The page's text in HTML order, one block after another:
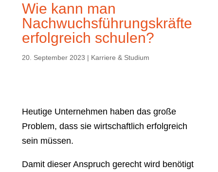
Wie kann man
Nachwuchsführungskräfte
erfolgreich schulen?
20. September 2023 | Karriere & Studium
Heutige Unternehmen haben das große
Problem, dass sie wirtschaftlich erfolgreich
sein müssen.
Damit dieser Anspruch gerecht wird benötigt